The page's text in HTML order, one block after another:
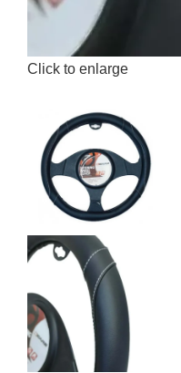
Click to enlarge